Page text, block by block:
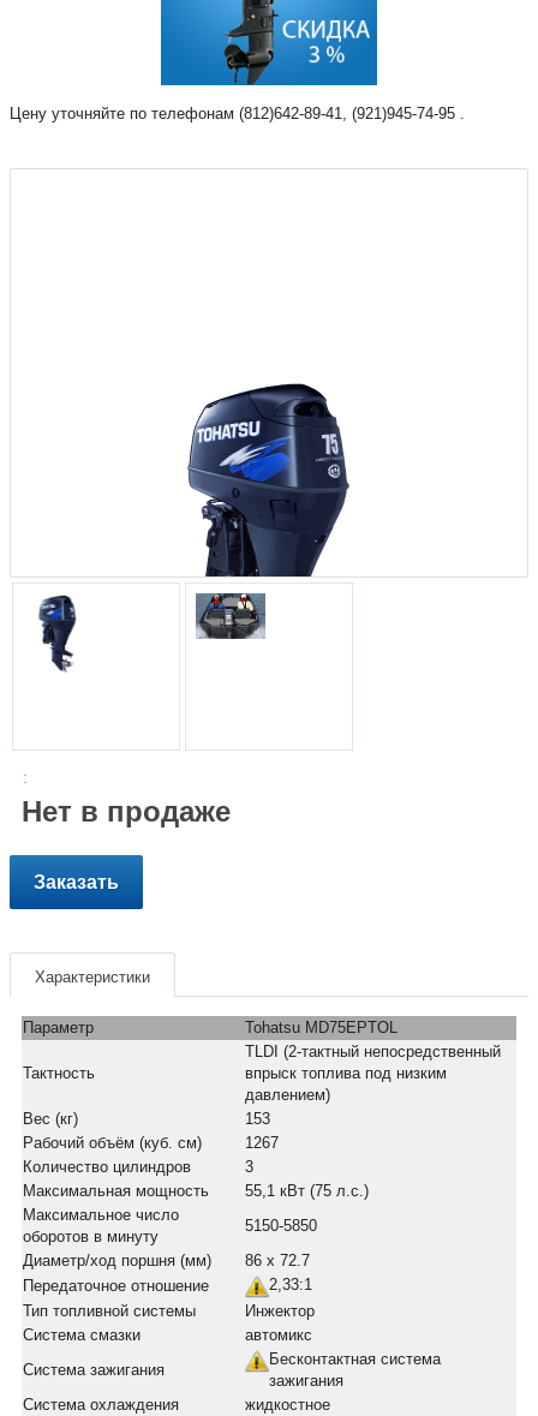
Цену уточняйте по телефонам (812)642-89-41, (921)945-74-95 .
:
Нет в продаже
Заказать
Характеристики
Параметр Tohatsu MD75EPTOL
Тактность
TLDI (2-тактный непосредственный
впрыск топлива под низким
давлением)
Вес (кг)
153
Рабочий объём (куб. см)
1267
Количество цилиндров
3
Максимальная мощность
55,1 кВт (75 л.с.)
Максимальное число
оборотов в минуту
5150-5850
Диаметр/ход поршня (мм)
86 x 72.7
Передаточное отношение
2,33:1
Тип топливной системы
Инжектор
Система смазки
автомикс
Система зажигания
Бесконтактная система
зажигания
Система охлаждения
жидкостное